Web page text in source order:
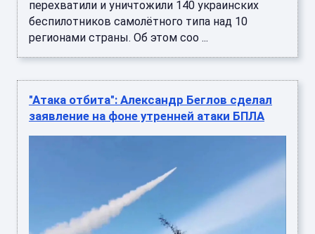
перехватили и уничтожили 140 украинских
беспилотников самолётного типа над 10
регионами страны. Об этом соо ...
"Атака отбита": Александр Беглов сделал
заявление на фоне утренней атаки БПЛА